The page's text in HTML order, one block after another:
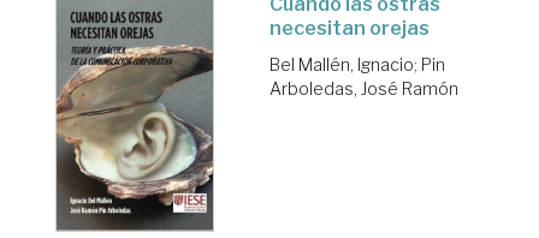
necesitan orejas
Bel Mallén, Ignacio; Pin
Arboledas, José Ramón